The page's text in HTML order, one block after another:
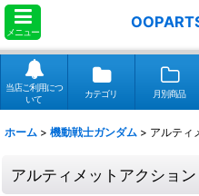
メニュー
当店ご利用につ
いて
カテゴリ 月別商品
ホーム > 機動戦士ガンダム > アルティ
アルティメットアクション